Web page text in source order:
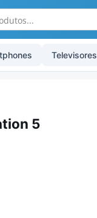
Televisores
5